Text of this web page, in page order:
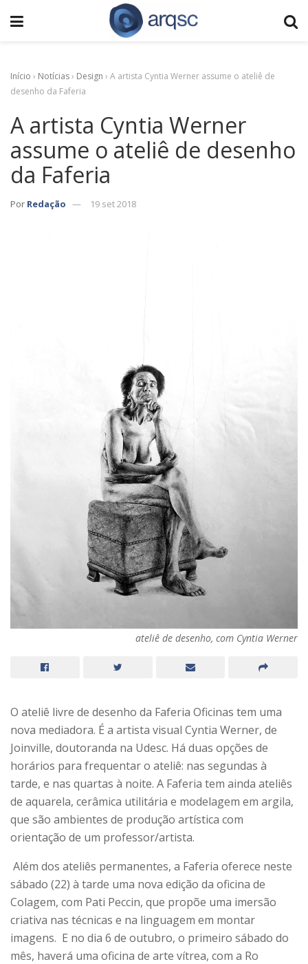
Início › Notícias› Design › A artista Cyntia Werner assume o ateliê de
desenho da Faferia
A artista Cyntia Werner
assume o ateliê de desenho
da Faferia
Por Redação 19 set 2018
ateliê de desenho, com Cyntia Werner
O ateliê livre de desenho da Faferia Oficinas tem uma
nova mediadora. É a artista visual Cyntia Werner, de
Joinville, doutoranda na Udesc. Há duas opções de
horários para frequentar o ateliê: nas segundas à
tarde, e nas quartas à noite. A Faferia tem ainda ateliês
de aquarela, cerâmica utilitária e modelagem em argila,
que são ambientes de produção artística com
orientação de um professor/artista.
Além dos ateliês permanentes, a Faferia oferece neste
sábado (22) à tarde uma nova edição da oficina de
Colagem, com Pati Peccin, que propõe uma imersão
criativa nas técnicas e na linguagem em montar
imagens. E no dia 6 de outubro, o primeiro sábado do
mês, haverá uma oficina de arte vítrea, com a Ro